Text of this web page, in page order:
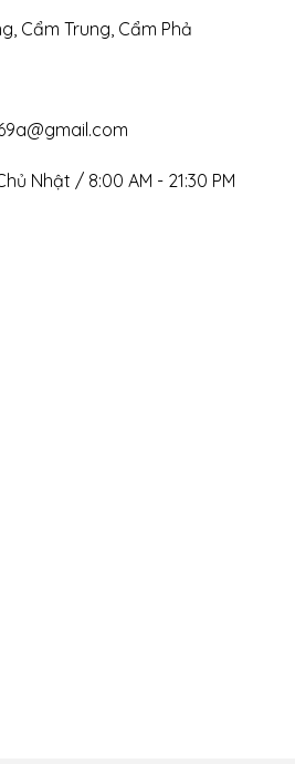
Cẩm Trung, Cẩm Phả
Nhật / 8:00 AM - 21:30 PM